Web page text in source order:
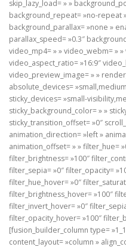
skip_lazy_load= » »
background_repeat= »no-repeat
background_parallax= »none »
parallax_speed= »0.3″
video_mp4= » » video_webm= »
video_aspect_ratio= »16:9″
video_preview_image= » »
absolute_devices=
sticky_devices= »small-
sticky_background_color= » »
sticky_transition_offset= »0″
animation_direction= »left »
animation_offset= » » filter_hue=
filter_brightness= »100″
filter_sepia= »0″ filter_opacity=
filter_hue_hover= »0″
filter_brightness_hover= »100″
filter_invert_hover= »0″
filter_opacity_hover= »100″
[fusion_builder_column type=
content_layout= »column »